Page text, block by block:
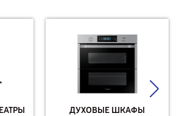
ДУХОВЫЕ ШКАФЫ